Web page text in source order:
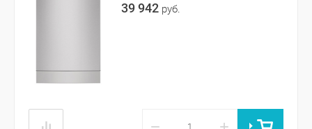
39 942 руб.